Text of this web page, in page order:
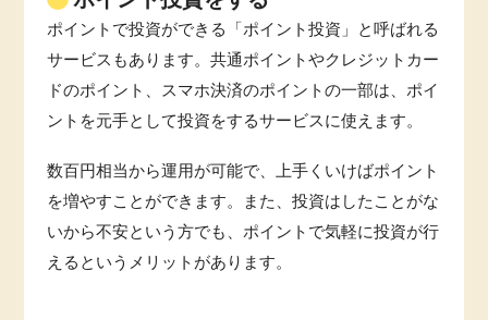
ポイントで投資ができる「ポイント投資」と呼ばれる
サービスもあります。共通ポイントやクレジットカー
ドのポイント、スマホ決済のポイントの一部は、ポイ
ントを元手として投資をするサービスに使えます。
数百円相当から運用が可能で、上手くいけばポイント
を増やすことができます。また、投資はしたことがな
いから不安という方でも、ポイントで気軽に投資が行
えるというメリットがあります。